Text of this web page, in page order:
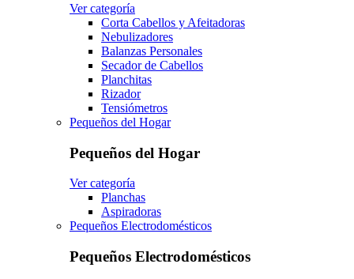
Ver categoría
Corta Cabellos y Afeitadoras
Nebulizadores
Balanzas Personales
Secador de Cabellos
Planchitas
Rizador
Tensiómetros
Pequeños del Hogar
Pequeños del Hogar
Ver categoría
Planchas
Aspiradoras
Pequeños Electrodomésticos
Pequeños Electrodomésticos